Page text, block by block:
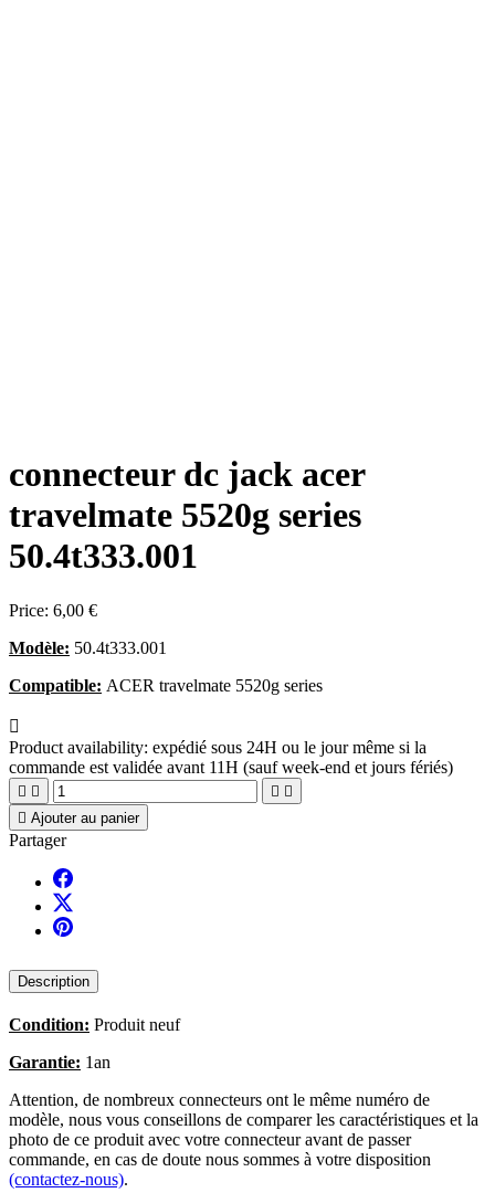
connecteur dc jack acer
travelmate 5520g series
50.4t333.001
Price: 6,00 €
Modèle: 50.4t333.001
Compatible: ACER travelmate 5520g series

Product availability: expédié sous 24H ou le jour même si la
commande est validée avant 11H (sauf week-end et jours fériés)
   
 Ajouter au panier
Partager
Description
Condition: Produit neuf
Garantie: 1an
Attention, de nombreux connecteurs ont le même numéro de
modèle, nous vous conseillons de comparer les caractéristiques et la
photo de ce produit avec votre connecteur avant de passer
commande, en cas de doute nous sommes à votre disposition
(contactez-nous).